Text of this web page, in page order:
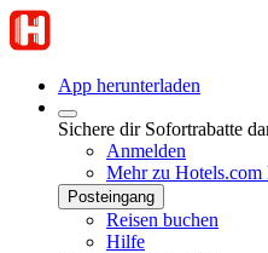
App herunterladen
Sichere dir Sofortrabatte
Anmelden
Mehr zu Hotels.com
Posteingang
Reisen buchen
Hilfe